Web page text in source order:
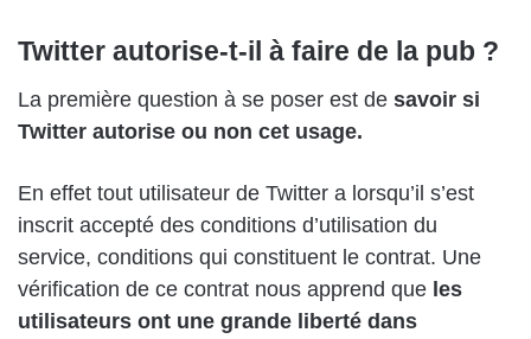
Twitter autorise-t-il à faire de la pub ?
La première question à se poser est de savoir si
Twitter autorise ou non cet usage.
En effet tout utilisateur de Twitter a lorsqu’il s’est
inscrit accepté des conditions d’utilisation du
service, conditions qui constituent le contrat. Une
vérification de ce contrat nous apprend que les
utilisateurs ont une grande liberté dans